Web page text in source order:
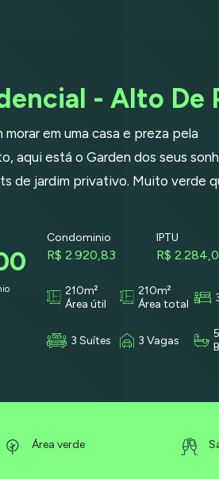
- Alto De
em uma casa e preza pela
aqui está o Garden dos seus
de jardim privativo. Muito verde
Condominio
R$ 2.920,83
IPTU
R$
210m²
Área útil
210m²
Área total
3 Suítes 3 Vagas
5
Área verde